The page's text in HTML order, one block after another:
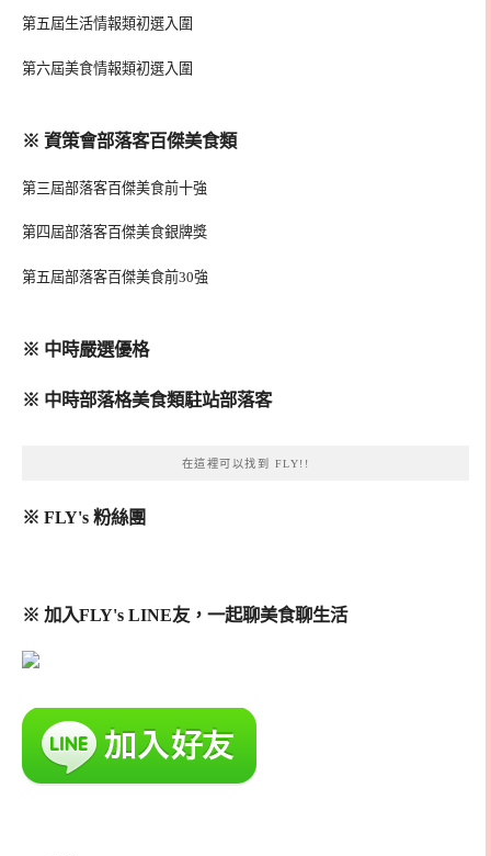
第五屆生活情報類初選入圍
第六屆美食情報類初選入圍
※ 資策會部落客百傑美食類
第三屆部落客百傑美食前十強
第四屆部落客百傑美食銀牌獎
第五屆部落客百傑美食前30強
※ 中時嚴選優格
※ 中時部落格美食類駐站部落客
在這裡可以找到 FLY!!
※ FLY's 粉絲團
※ 加入FLY's LINE友，一起聊美食聊生活